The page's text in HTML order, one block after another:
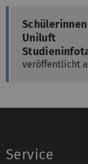
Uniluft
veröffentlicht
Service